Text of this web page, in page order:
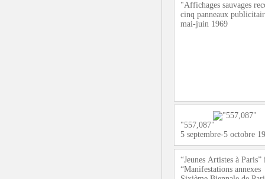
"Affichages sauvages
cinq panneaux
mai-juin 1969
"557,087"
5 septembre-5 octobre
“Jeunes Artistes à Paris”
“Manifestations annexes